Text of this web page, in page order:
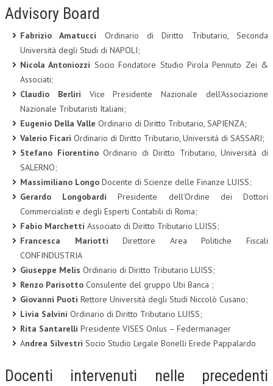
Advisory Board
Fabrizio Amatucci Ordinario di Diritto Tributario, Seconda
Università degli Studi di NAPOLI;
Nicola Antoniozzi Socio Fondatore Studio Pirola Pennuto Zei &
Associati;
Claudio Berliri Vice Presidente Nazionale dell’Associazione
Nazionale Tributaristi Italiani;
Eugenio Della Valle Ordinario di Diritto Tributario, SAPIENZA;
Valerio Ficari Ordinario di Diritto Tributario, Università di SASSARI;
Stefano FiorentinoOrdinario di Diritto Tributario, Università di
SALERNO;
Massimiliano Longo Docente di Scienze delle Finanze LUISS;
Gerardo Longobardi Presidente dell’Ordine dei Dottori
Commercialisti e degli Esperti Contabili di Roma;
Fabio Marchetti Associato di Diritto Tributario LUISS;
Francesca Mariotti Direttore Area Politiche Fiscali
CONFINDUSTRIA
Giuseppe Melis Ordinario di Diritto Tributario LUISS;
Renzo Parisotto Consulente del gruppo Ubi Banca ;
Giovanni Puoti Rettore Università degli Studi Niccolò Cusano;
Livia Salvini Ordinario di Diritto Tributario LUISS;
Rita Santarelli Presidente VISES Onlus – Federmanager
Andrea Silvestri Socio Studio Legale Bonelli Erede Pappalardo
Docenti intervenuti nelle precedenti